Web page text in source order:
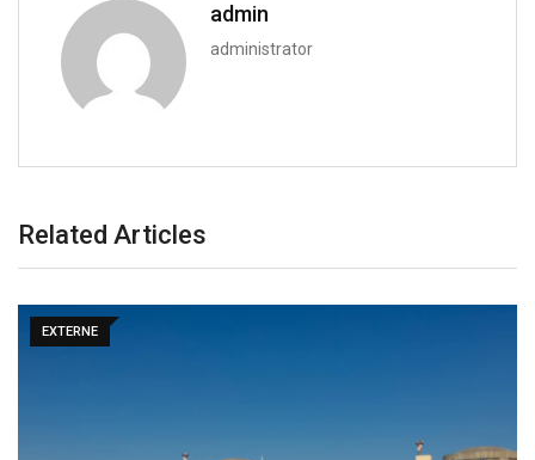
admin
administrator
Related Articles
EXTERNE